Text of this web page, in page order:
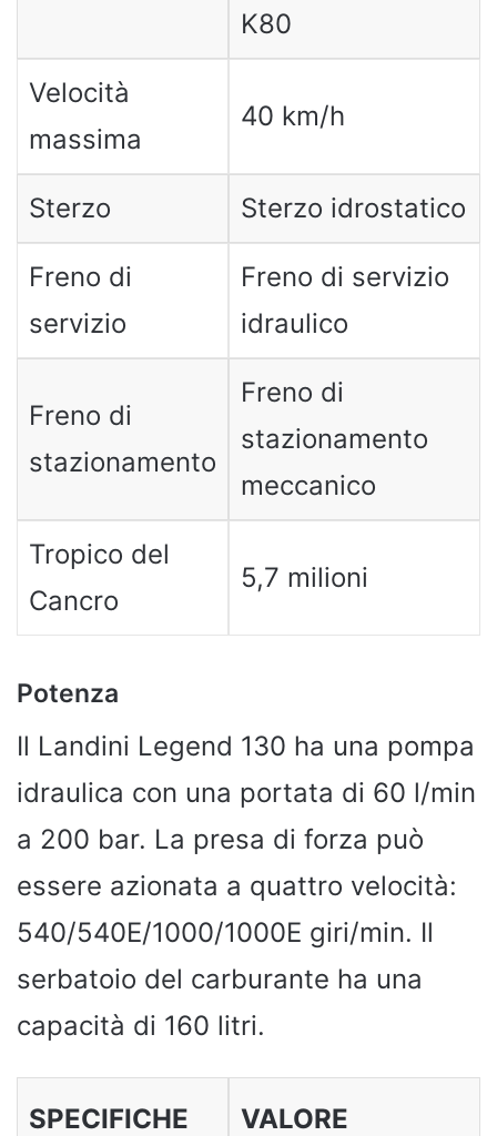
K80
Velocità
massima
40 km/h
Sterzo Sterzo idrostatico
Freno di
servizio
Freno di servizio
idraulico
Freno di
stazionamento
Freno di
stazionamento
meccanico
Tropico del
Cancro
5,7 milioni
Potenza
Il Landini Legend 130 ha una pompa
idraulica con una portata di 60 l/min
a 200 bar. La presa di forza può
essere azionata a quattro velocità:
540/540E/1000/1000E giri/min. Il
serbatoio del carburante ha una
capacità di 160 litri.
SPECIFICHE VALORE